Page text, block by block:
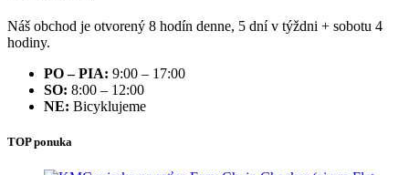
Náš obchod je otvorený 8 hodín denne, 5 dní v týždni + sobotu 4
hodiny.
PO – PIA: 9:00 – 17:00
SO: 8:00 – 12:00
NE: Bicyklujeme
TOP ponuka